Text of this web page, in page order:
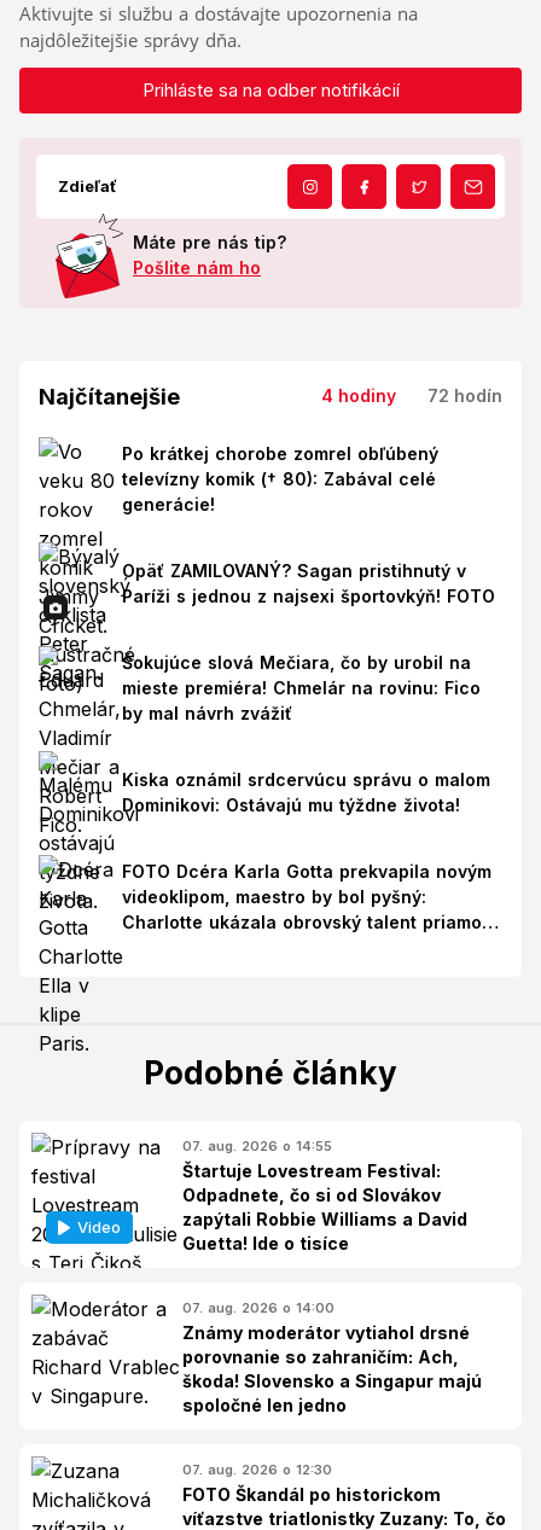
Aktivujte si službu a dostávajte upozornenia na
najdôležitejšie správy dňa.
Prihláste sa na odber notifikácií
Zdieľať
Máte pre nás tip?
Pošlite nám ho
Najčítanejšie 4 hodiny 72 hodín
Po krátkej chorobe zomrel obľúbený
televízny komik († 80): Zabával celé
generácie!
Opäť ZAMILOVANÝ? Sagan pristihnutý v
Paríži s jednou z najsexi športovkýň! FOTO
Šokujúce slová Mečiara, čo by urobil na
mieste premiéra! Chmelár na rovinu: Fico
by mal návrh zvážiť
Kiska oznámil srdcervúcu správu o malom
Dominikovi: Ostávajú mu týždne života!
FOTO Dcéra Karla Gotta prekvapila novým
videoklipom, maestro by bol pyšný:
Charlotte ukázala obrovský talent priamo v
Podobné články
Video
07. aug. 2026 o 14:55
Štartuje Lovestream Festival:
Odpadnete, čo si od Slovákov
zapýtali Robbie Williams a David
Guetta! Ide o tisíce
07. aug. 2026 o 14:00
Známy moderátor vytiahol drsné
porovnanie so zahraničím: Ach,
škoda! Slovensko a Singapur majú
spoločné len jedno
07. aug. 2026 o 12:30
FOTO Škandál po historickom
víťazstve triatlonistky Zuzany: To, čo